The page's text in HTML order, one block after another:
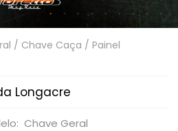
/ Chave Caça / Painel
Longacre
Chave Geral